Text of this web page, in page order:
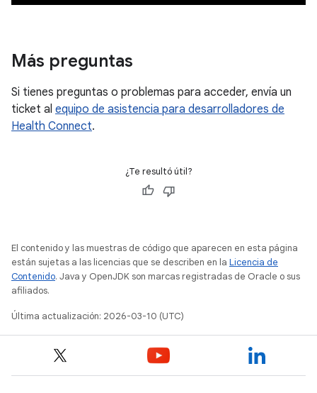
Más preguntas
Si tienes preguntas o problemas para acceder, envía un
ticket al equipo de asistencia para desarrolladores de
Health Connect.
¿Te resultó útil?
El contenido y las muestras de código que aparecen en esta página
están sujetas a las licencias que se describen en la Licencia de
Contenido. Java y OpenJDK son marcas registradas de Oracle o sus
afiliados.
Última actualización: 2026-03-10 (UTC)